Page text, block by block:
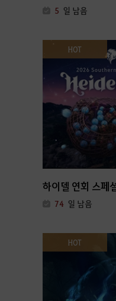
5 일 남음
HOT
하이델 연회 스페
74 일 남음
HOT